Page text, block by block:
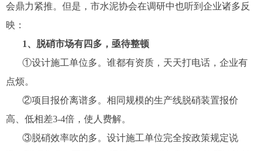
会鼎力紧推。但是，市水泥协会在调研中也听到企业诸多反
映：
1、脱硝市场有四多，亟待整顿
①设计施工单位多。谁都有资质，天天打电话，企业有
点烦。
②项目报价离谱多。相同规模的生产线脱硝装置报价
高、低相差3-4倍，使人费解。
③脱硝效率吹的多。设计施工单位完全按政策规定说